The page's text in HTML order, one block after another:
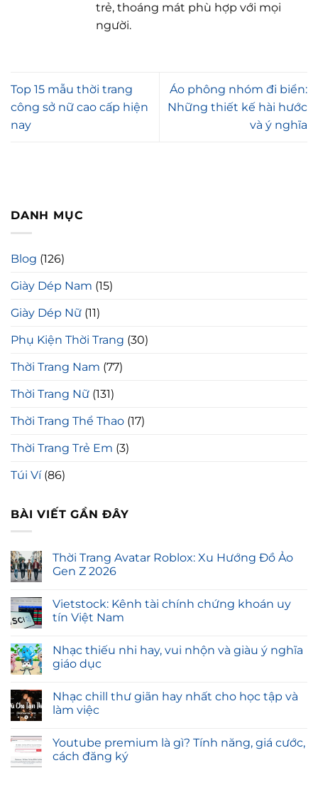
DANH MỤC
Blog (126)
Giày Dép Nam (15)
Giày Dép Nữ (11)
Phụ Kiện Thời Trang (30)
Thời Trang Nam (77)
Thời Trang Nữ (131)
Thời Trang Thể Thao (17)
Thời Trang Trẻ Em (3)
Túi Ví(86)
BÀI VIẾT GẦN ĐÂY
Thời Trang Avatar Roblox: Xu Hướng Đồ Ảo
Gen Z 2026
Vietstock: Kênh tài chính chứng khoán uy
tín Việt Nam
Nhạc thiếu nhi hay, vui nhộn và giàu ý nghĩa
giáo dục
Nhạc chill thư giãn hay nhất cho học tập và
làm việc
Youtube premium là gì? Tính năng, giá cước,
cách đăng ký
trẻ, thoáng mát phù hợp với mọi
người.
Top 15 mẫu thời trang
công sở nữ cao cấp hiện
nay
Áo phông nhóm đi biển:
Những thiết kế hài hước
và ý nghĩa